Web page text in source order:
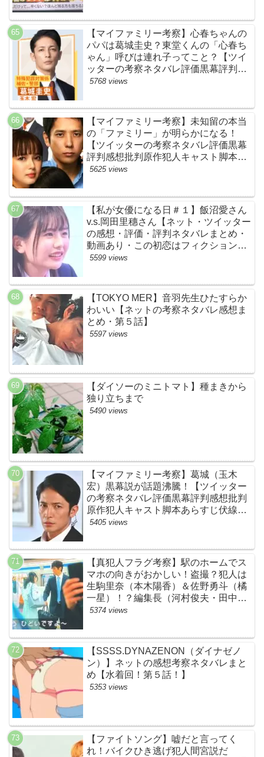
【マイファミリー考察】心春ちゃんの
パパは葛城圭史？東堂くんの「心春ち
ゃん」呼びは連れ子ってこと？【ツイ
ッターの考察ネタバレ評価黒幕評判感
想批判原作犯人キャスト脚本あらすじ
5768 views
【マイファミリー考察】未知留の本当
の「ファミリー」が明らかになる！
【ツイッターの考察ネタバレ評価黒幕
評判感想批判原作犯人キャスト脚本あ
らすじ伏線まとめ】
5625 views
【私が女優になる日＃１】飯沼愛さん
v.s.岡田里穗さん【ネット・ツイッター
の感想・評価・評判ネタバレまとめ・
動画あり・この初恋はフィクションで
す・初恋Ｆ】
5599 views
【TOKYO MER】音羽先生ひたすらか
わいい【ネットの考察ネタバレ感想ま
とめ・第５話】
5597 views
【ダイソーのミニトマト】種まきから
独り立ちまで
5490 views
【マイファミリー考察】葛城（玉木
宏）黒幕説が話題沸騰！【ツイッター
の考察ネタバレ評価黒幕評判感想批判
原作犯人キャスト脚本あらすじ伏線ま
とめ】
5405 views
【真犯人フラグ考察】駅のホームでス
マホの向きがおかしい！盗撮？犯人は
生駒里奈（本木陽香）＆佐野勇斗（橘
一星）！？編集長（河村俊夫・田中哲
司説も？【ネット・ツイッターの考察
5374 views
【SSSS.DYNAZENON（ダイナゼノ
ン）】ネットの感想考察ネタバレまと
め【水着回！第５話！】
5353 views
【ファイトソング】嘘だと言ってく
れ！バイクひき逃げ犯人間宮説だ